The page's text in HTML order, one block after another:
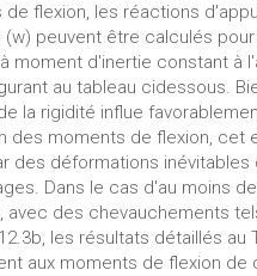
de flexion, les réactions
(w) peuvent être calculés
moment d'inertie constant à
au tableau cidessous.
la rigidité influe
des moments de flexion, cet
des déformations inévitables
Dans le cas d'au moins
avec des chevauchements
les résultats détaillés au
aux moments de flexion de